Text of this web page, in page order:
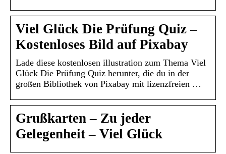
Viel Glück Die Prüfung Quiz –
Kostenloses Bild auf Pixabay
Lade diese kostenlosen illustration zum Thema Viel
Glück Die Prüfung Quiz herunter, die du in der
großen Bibliothek von Pixabay mit lizenzfreien …
Grußkarten – Zu jeder
Gelegenheit – Viel Glück